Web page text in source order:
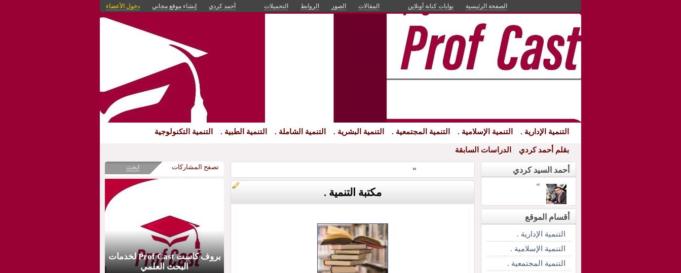
الصفحة الرئيسية بوابات كنانة أونلاين المقالات الصور الروابط التحميلات أحمد كردي إنشاء موقع مجاني دخول الأعضاء
التنمية الإدارية . التنمية الإسلامية . التنمية المجتمعية . التنمية البشرية . التنمية الشاملة . التنمية الطبية . التنمية التكنولوجية
بقلم أحمد كردي الدراسات السابقة
»
مكتبة التنمية .
أحمد السيد كردي
»
أقسام الموقع
التنمية الإدارية .
التنمية الإسلامية .
التنمية المجتمعية .
تصفح المشاركات ابحث
بروف کاست Prof Cast لخدمات
البحث العلمي